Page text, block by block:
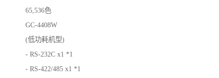
65,536色
GC-4408W
(低功耗机型)
- RS-232C x1 *1
- RS-422/485 x1 *1